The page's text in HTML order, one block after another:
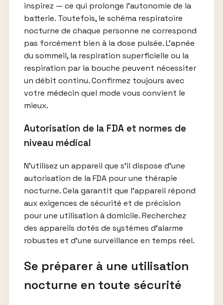
inspirez — ce qui prolonge l’autonomie de la
batterie. Toutefois, le schéma respiratoire
nocturne de chaque personne ne correspond
pas forcément bien à la dose pulsée. L’apnée
du sommeil, la respiration superficielle ou la
respiration par la bouche peuvent nécessiter
un débit continu. Confirmez toujours avec
votre médecin quel mode vous convient le
mieux.
Autorisation de la FDA et normes de
niveau médical
N’utilisez un appareil que s’il dispose d’une
autorisation de la FDA pour une thérapie
nocturne. Cela garantit que l’appareil répond
aux exigences de sécurité et de précision
pour une utilisation à domicile. Recherchez
des appareils dotés de systèmes d’alarme
robustes et d’une surveillance en temps réel.
Se préparer à une utilisation
nocturne en toute sécurité